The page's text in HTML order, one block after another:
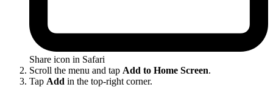
Share icon in Safari
Scroll the menu and tap Add to Home Screen.
Tap Add in the top-right corner.